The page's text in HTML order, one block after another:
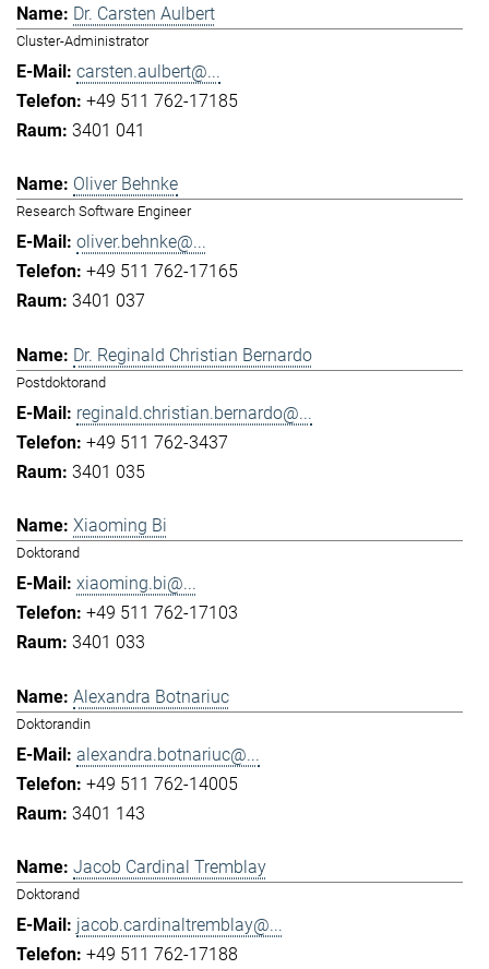
Dr. Carsten Aulbert
Cluster-Administrator
carsten.aulbert@...
+49 511 762-17185
3401 041
Oliver Behnke
Research Software Engineer
oliver.behnke@...
+49 511 762-17165
3401 037
Dr. Reginald Christian Bernardo
Postdoktorand
reginald.christian.bernardo@...
+49 511 762-3437
3401 035
Xiaoming Bi
Doktorand
xiaoming.bi@...
+49 511 762-17103
3401 033
Alexandra Botnariuc
Doktorandin
alexandra.botnariuc@...
+49 511 762-14005
3401 143
Jacob Cardinal Tremblay
Doktorand
jacob.cardinaltremblay@...
+49 511 762-17188